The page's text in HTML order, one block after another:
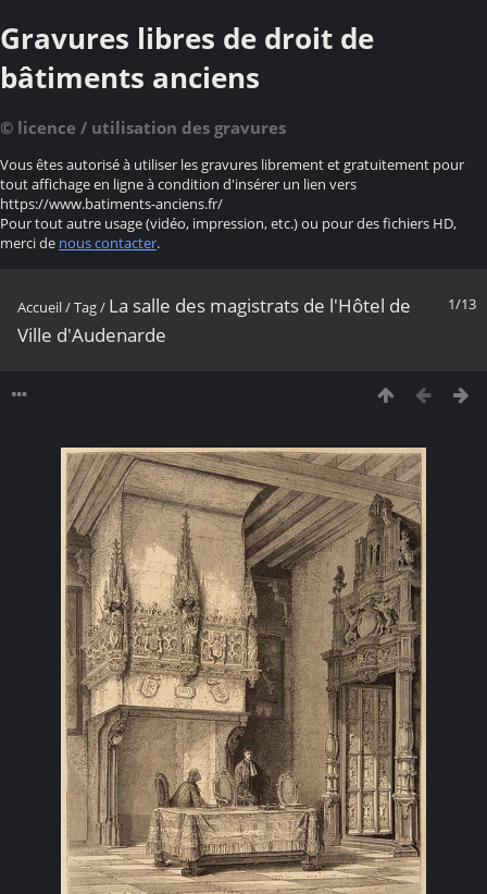
Gravures libres de droit de
bâtiments anciens
© licence / utilisation des gravures
Vous êtes autorisé à utiliser les gravures librement et gratuitement pour
tout affichage en ligne à condition d'insérer un lien vers
https://www.batiments-anciens.fr/
Pour tout autre usage (vidéo, impression, etc.) ou pour des fichiers HD,
merci de nous contacter.
1/13
Accueil/Tag/ La salle des magistrats de l'Hôtel de
Ville d'Audenarde